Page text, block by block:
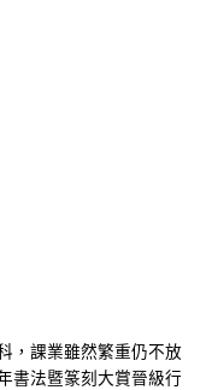
，課業雖然繁重仍不放
書法暨篆刻大賞晉級行